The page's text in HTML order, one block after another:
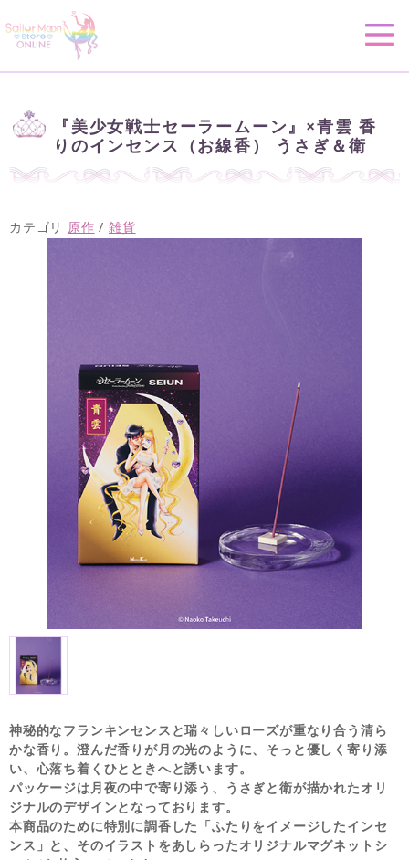
『美少女戦士セーラームーン』×青雲 香
りのインセンス（お線香） うさぎ＆衛
カテゴリ 原作 /雑貨
神秘的なフランキンセンスと瑞々しいローズが重なり合う清ら
かな香り。澄んだ香りが月の光のように、そっと優しく寄り添
い、心落ち着くひとときへと誘います。
パッケージは月夜の中で寄り添う、うさぎと衛が描かれたオリ
ジナルのデザインとなっております。
本商品のために特別に調香した「ふたりをイメージしたインセ
ンス」と、そのイラストをあしらったオリジナルマグネットシ